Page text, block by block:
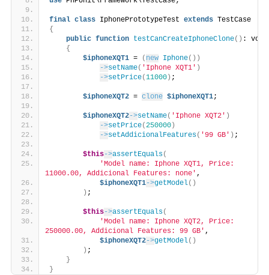
final class IphonePrototypeTest extends TestCase
{
public function testCanCreateIphoneClone() : void
{
$iphoneXQT1 = ( new Iphone())
->setName( 'Iphone XQT1' )
->setPrice(11000) ;
$iphoneXQT2 = clone $iphoneXQT1;
$iphoneXQT2->setName( 'Iphone XQT2' )
->setPrice(250000)
->setAddicionalFeatures( '99 GB' ) ;
$this->assertEquals(
'Model name: Iphone XQT1, Price:
11000.00, Addicional Features: none' ,
$iphoneXQT1->getModel()
) ;
$this->assertEquals(
'Model name: Iphone XQT2, Price:
250000.00, Addicional Features: 99 GB' ,
$iphoneXQT2->getModel()
) ;
}
}